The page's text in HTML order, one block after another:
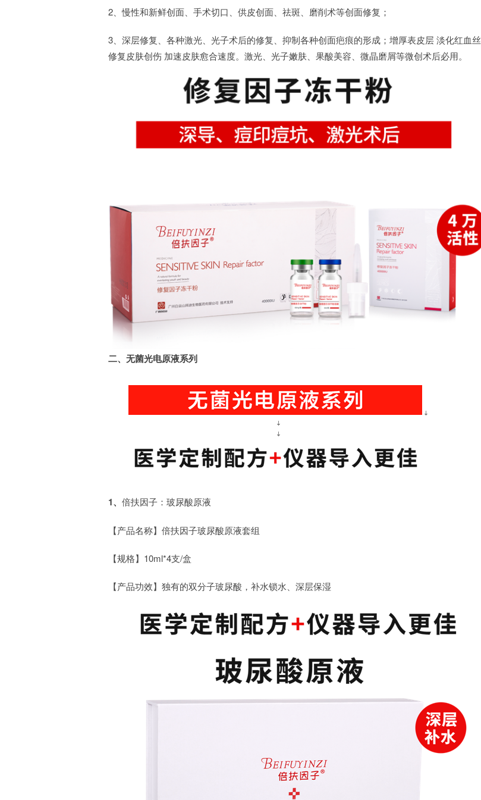
2、慢性和新鲜创面、手术切口、供皮创面、祛斑、磨削术等创面修复；
3、深层修复、各种激光、光子术后的修复、抑制各种创面疤痕的形成；增厚表皮层 淡化红血丝
修复皮肤创伤 加速皮肤愈合速度。激光、光子嫩肤、果酸美容、微晶磨屑等微创术后必用。
二、无菌光电原液系列
1、 倍扶因子：玻尿酸原液
【产品名称】倍扶因子玻尿酸原液套组
【规格】10ml*4支/盒
【产品功效】独有的双分子玻尿酸，补水锁水、深层保湿